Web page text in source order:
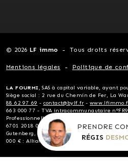
PRENDRE
RÉGIS
© 2026 LF immo Tous droits
Mentions légales Politique de
LA FOURMI, SAS à capital variable, ayant
Siège social : 2 rue du Chemin de Fer, La
88 62 97 69 - contact@bylf.fr-
663 000 77 - TVA intracommunautaire
Professionnelle « Transactions sur
6701 2018 000 024 124 délivrée par la CCI
Gutenberg, 67081 Strasbourg - Garantie
000 € : Allianz - Assurance RCP Allianz, 1